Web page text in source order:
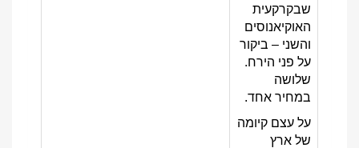
שבקרקעית
האוקיאנוסים
והשני – ביקור
על פני הירח.
שלושה
במחיר אחד.
על עצם קיומה
של ארץ